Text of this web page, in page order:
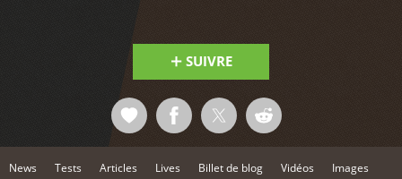
SUIVRE
News Tests Articles Lives Billet de blog Vidéos Images